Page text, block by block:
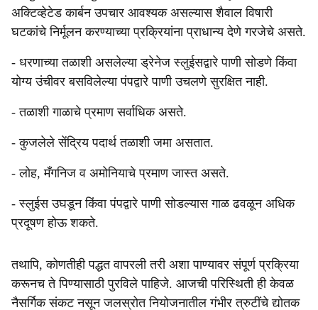
अक्टिव्हेटेड कार्बन उपचार आवश्यक असल्यास शैवाल विषारी
घटकांचे निर्मूलन करण्याच्या प्रक्रियांना प्राधान्य देणे गरजेचे असते.
- धरणाच्या तळाशी असलेल्या ड्रेनेज स्लुईसद्वारे पाणी सोडणे किंवा
योग्य उंचीवर बसविलेल्या पंपद्वारे पाणी उचलणे सुरक्षित नाही.
- तळाशी गाळाचे प्रमाण सर्वाधिक असते.
- कुजलेले सेंद्रिय पदार्थ तळाशी जमा असतात.
- लोह, मँगनिज व अमोनियाचे प्रमाण जास्त असते.
- स्लुईस उघडून किंवा पंपद्वारे पाणी सोडल्यास गाळ ढवळून अधिक
प्रदूषण होऊ शकते.
तथापि, कोणतीही पद्धत वापरली तरी अशा पाण्यावर संपूर्ण प्रक्रिया
करूनच ते पिण्यासाठी पुरविले पाहिजे. आजची परिस्थिती ही केवळ
नैसर्गिक संकट नसून जलस्रोत नियोजनातील गंभीर त्रुटींचे द्योतक